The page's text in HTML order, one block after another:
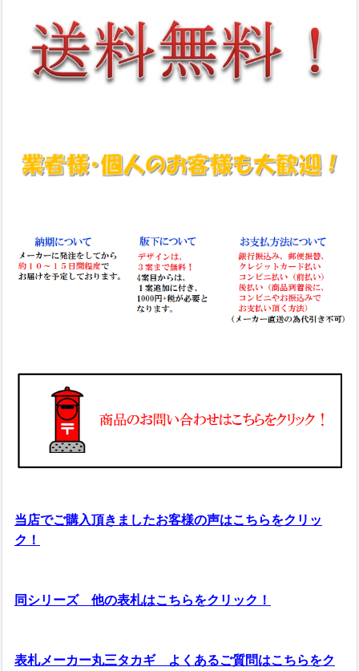
当店でご購入頂きましたお客様の声はこちらをクリッ
ク！
同シリーズ 他の表札はこちらをクリック！
表札メーカー丸三タカギ よくあるご質問はこちらをク